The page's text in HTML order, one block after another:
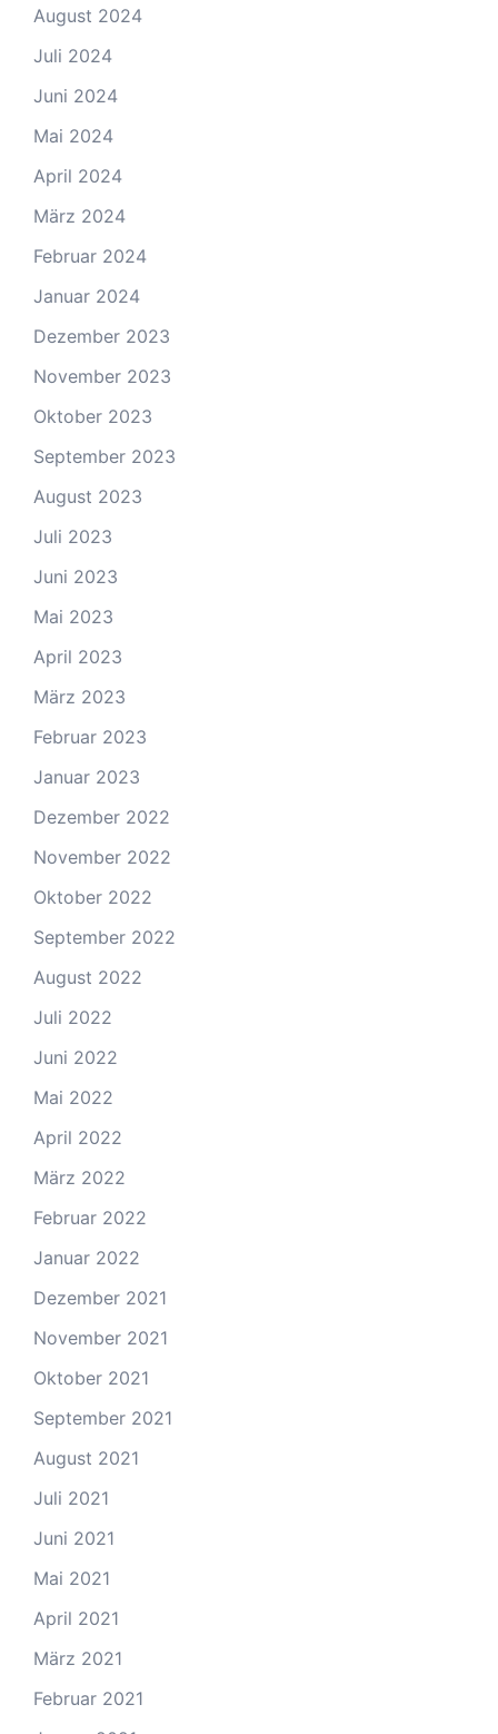
August 2024
Juli 2024
Juni 2024
Mai 2024
April 2024
März 2024
Februar 2024
Januar 2024
Dezember 2023
November 2023
Oktober 2023
September 2023
August 2023
Juli 2023
Juni 2023
Mai 2023
April 2023
März 2023
Februar 2023
Januar 2023
Dezember 2022
November 2022
Oktober 2022
September 2022
August 2022
Juli 2022
Juni 2022
Mai 2022
April 2022
März 2022
Februar 2022
Januar 2022
Dezember 2021
November 2021
Oktober 2021
September 2021
August 2021
Juli 2021
Juni 2021
Mai 2021
April 2021
März 2021
Februar 2021